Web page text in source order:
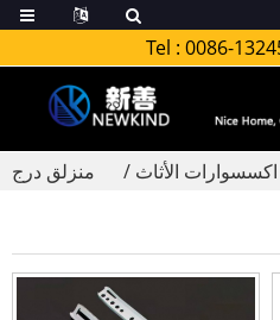
Tel : 0086-
اكسسوارات الأثاث منزلق درج